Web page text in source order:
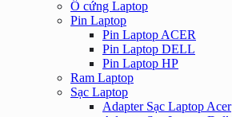
Ổ cứng Laptop
Pin Laptop
Pin Laptop ACER
Pin Laptop DELL
Pin Laptop HP
Ram Laptop
Sạc Laptop
Adapter Sạc Laptop Acer